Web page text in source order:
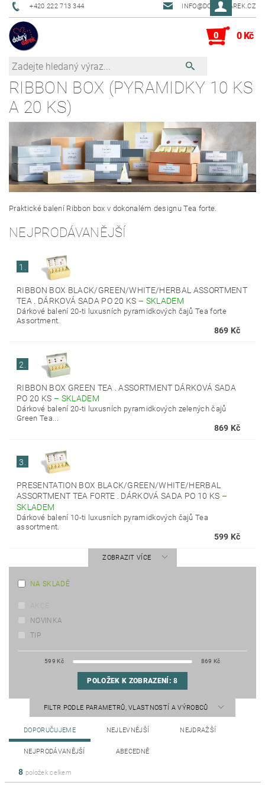
+420 222 713 344 INFO@DOBRYDAREK.CZ
0 0 Kč
RIBBON BOX (PYRAMIDKY 10 KS
A 20 KS)
Praktické balení Ribbon box v dokonalém designu Tea forte.
NEJPRODÁVANĚJŠÍ
1.
RIBBON BOX BLACK/GREEN/WHITE/HERBAL ASSORTMENT
TEA . DÁRKOVÁ SADA PO 20 KS – SKLADEM
Dárkové balení 20-ti luxusních pyramidkových čajů Tea forte
Assortment.
869 Kč
2.
RIBBON BOX GREEN TEA . ASSORTMENT DÁRKOVÁ SADA
PO 20 KS – SKLADEM
Dárkové balení 20-ti luxusních pyramidkových zelených čajů
Green Tea...
869 Kč
3.
PRESENTATION BOX BLACK/GREEN/WHITE/HERBAL
ASSORTMENT TEA FORTE . DÁRKOVÁ SADA PO 10 KS –
SKLADEM
Dárkové balení 10-ti luxusních pyramidkových čajů Tea
assortment.
599 Kč
ZOBRAZIT VÍCE
NA SKLADĚ
NOVINKA
TIP
599 Kč 869 Kč
POLOŽEK K ZOBRAZENÍ:8
FILTR PODLE PARAMETRŮ, VLASTNOSTÍ A VÝROBCŮ
DOPORUČUJEME NEJLEVNĚJŠÍ NEJDRAŽŠÍ
NEJPRODÁVANĚJŠÍ ABECEDNĚ
8 položek celkem